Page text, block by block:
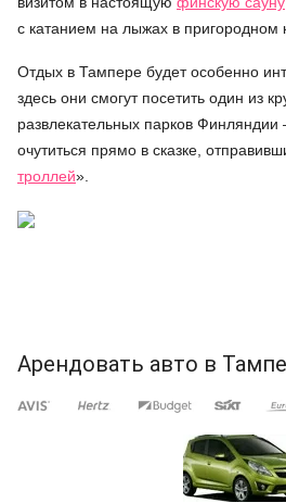
с катанием на лыжах в пригородном
Отдых в Тампере будет особенно
здесь они смогут посетить один из
развлекательных парков Финляндии
очутиться прямо в сказке,
троллей».
Арендовать авто в